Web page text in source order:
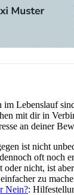
Lebenslauf
mit dir in
an deiner
ist nicht
oft noch
oder nicht, ist
zu
Nein?: